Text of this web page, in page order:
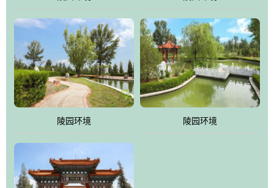
陵园环境 陵园环境